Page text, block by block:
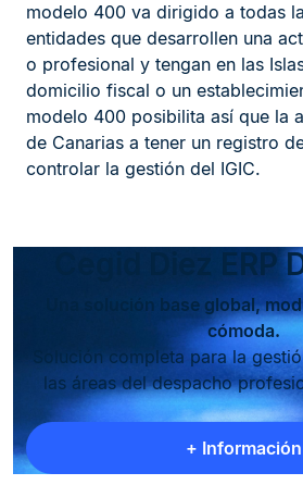
modelo 400 va dirigido a todas
entidades que desarrollen una
o profesional y tengan en las
domicilio fiscal o un
modelo 400 posibilita así que la
de Canarias a tener un registro
controlar la gestión del IGIC.
Cegid Diez ERP
Una solución base global,
cómoda.
Solución completa para la
las áreas del despacho
+ Información